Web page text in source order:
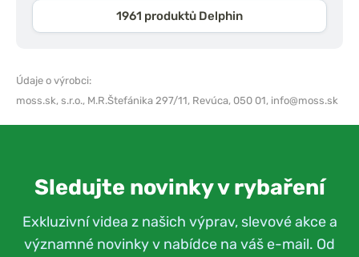
1961 produktů Delphin
Údaje o výrobci:
moss.sk, s.r.o., M.R.Štefánika 297/11, Revúca, 050 01, info@moss.sk
Sledujte novinky v rybaření
Exkluzivní videa z našich výprav, slevové akce a
významné novinky v nabídce na váš e-mail. Od